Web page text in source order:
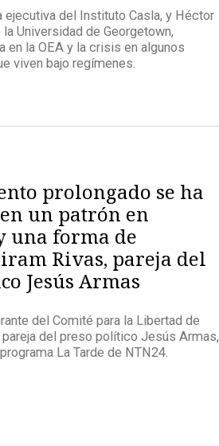
ejecutiva del Instituto Casla, y Héctor
Universidad de Georgetown,
en la OEA y la crisis en algunos
viven bajo regímenes.
prolongado se ha
un patrón en
una forma de
Rivas, pareja del
Jesús Armas
del Comité para la Libertad de
del preso político Jesús Armas,
La Tarde de NTN24.